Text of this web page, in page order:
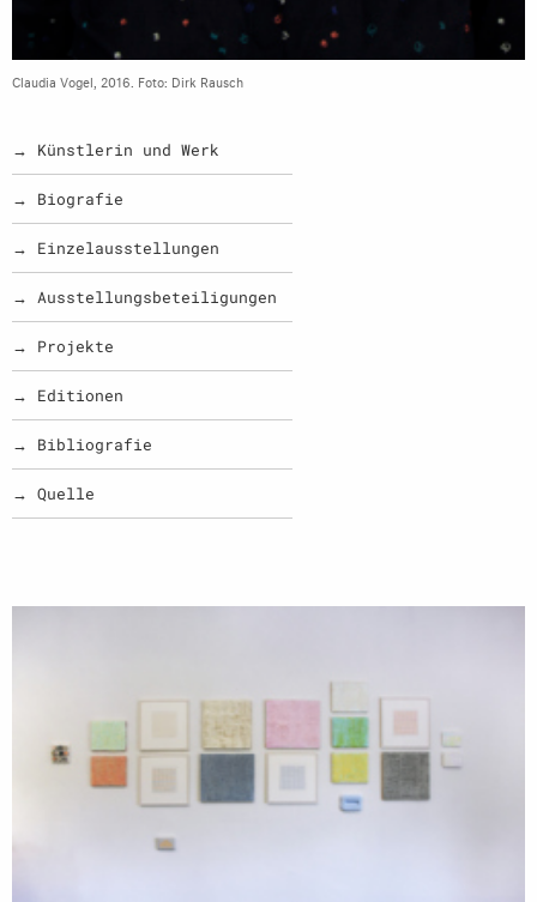
Claudia Vogel, 2016. Foto: Dirk Rausch
→ Künstlerin und Werk
→ Biografie
→ Einzelausstellungen
→ Ausstellungsbeteiligungen
→ Projekte
→ Editionen
→ Bibliografie
→ Quelle